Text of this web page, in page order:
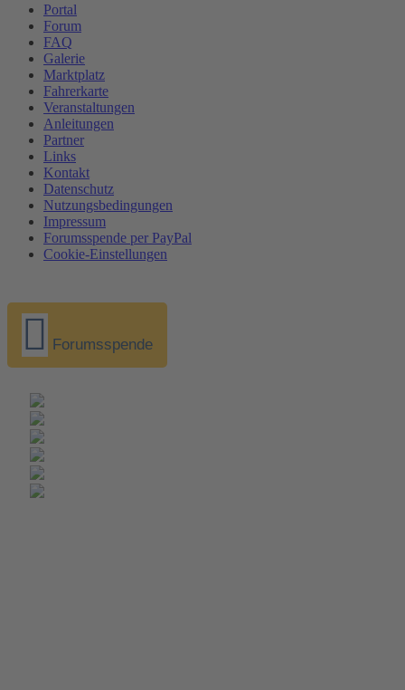
Portal
Forum
FAQ
Galerie
Marktplatz
Fahrerkarte
Veranstaltungen
Anleitungen
Partner
Links
Kontakt
Datenschutz
Nutzungsbedingungen
Impressum
Forumsspende per PayPal
Cookie-Einstellungen
Forumsspende